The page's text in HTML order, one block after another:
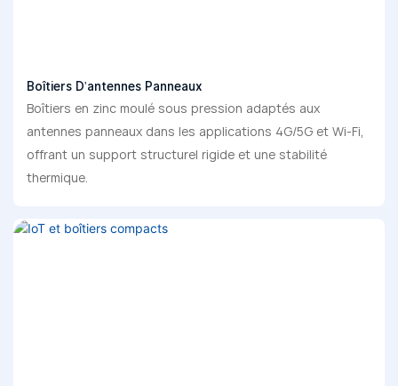
Boîtiers D'antennes Panneaux
Boîtiers en zinc moulé sous pression adaptés aux
antennes panneaux dans les applications 4G/5G et Wi-Fi,
offrant un support structurel rigide et une stabilité
thermique.